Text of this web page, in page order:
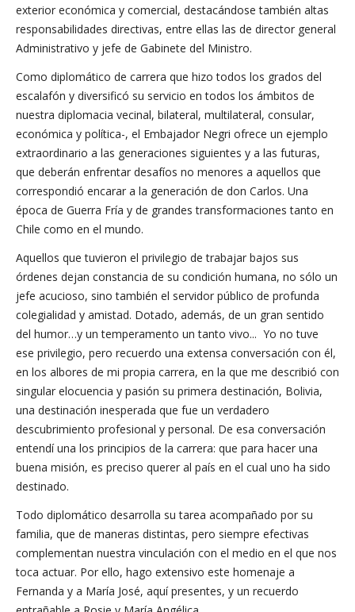
exterior económica y comercial, destacándose también altas
responsabilidades directivas, entre ellas las de director general
Administrativo y jefe de Gabinete del Ministro.
Como diplomático de carrera que hizo todos los grados del
escalafón y diversificó su servicio en todos los ámbitos de
nuestra diplomacia vecinal, bilateral, multilateral, consular,
económica y política-, el Embajador Negri ofrece un ejemplo
extraordinario a las generaciones siguientes y a las futuras,
que deberán enfrentar desafíos no menores a aquellos que
correspondió encarar a la generación de don Carlos. Una
época de Guerra Fría y de grandes transformaciones tanto en
Chile como en el mundo.
Aquellos que tuvieron el privilegio de trabajar bajos sus
órdenes dejan constancia de su condición humana, no sólo un
jefe acucioso, sino también el servidor público de profunda
colegialidad y amistad. Dotado, además, de un gran sentido
del humor…y un temperamento un tanto vivo... Yo no tuve
ese privilegio, pero recuerdo una extensa conversación con él,
en los albores de mi propia carrera, en la que me describió con
singular elocuencia y pasión su primera destinación, Bolivia,
una destinación inesperada que fue un verdadero
descubrimiento profesional y personal. De esa conversación
entendí una los principios de la carrera: que para hacer una
buena misión, es preciso querer al país en el cual uno ha sido
destinado.
Todo diplomático desarrolla su tarea acompañado por su
familia, que de maneras distintas, pero siempre efectivas
complementan nuestra vinculación con el medio en el que nos
toca actuar. Por ello, hago extensivo este homenaje a
Fernanda y a María José, aquí presentes, y un recuerdo